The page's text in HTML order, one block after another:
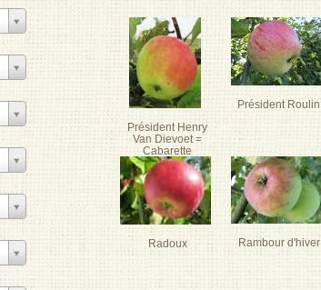
Président Henry
Van Dievoet =
Cabarette
Président Roulin
Radoux Rambour d'hiver